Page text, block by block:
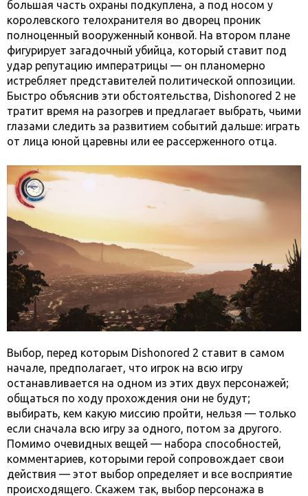
большая часть охраны подкуплена, а под носом у
королевского телохранителя во дворец проник
полноценный вооруженный конвой. На втором плане
фигурирует загадочный убийца, который ставит под
удар репутацию императрицы — он планомерно
истребляет представителей политической оппозиции.
Быстро объяснив эти обстоятельства, Dishonored 2 не
тратит время на разогрев и предлагает выбрать, чьими
глазами следить за развитием событий дальше: играть
от лица юной царевны или ее рассерженного отца.
Выбор, перед которым Dishonored 2 ставит в самом
начале, предполагает, что игрок на всю игру
останавливается на одном из этих двух персонажей;
общаться по ходу прохождения они не будут;
выбирать, кем какую миссию пройти, нельзя — только
если сначала всю игру за одного, потом за другого.
Помимо очевидных вещей — набора способностей,
комментариев, которыми герой сопровождает свои
действия — этот выбор определяет и все восприятие
происходящего. Скажем так, выбор персонажа в